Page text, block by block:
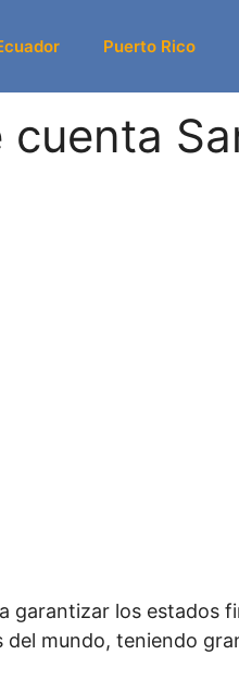
Puerto Rico
garantizar los estados
del mundo, teniendo